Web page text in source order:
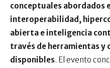
conceptuales abordados
interoperabilidad,
abierta e inteligencia
través de herramientas y
disponibles. El evento